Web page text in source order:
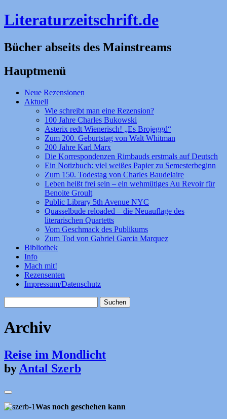
Literaturzeitschrift.de
Bücher abseits des Mainstreams
Hauptmenü
Zum
Inhalt
Neue Rezensionen
Aktuell
Wie schreibt man eine Rezension?
100 Jahre Charles Bukowski
Asterix redt Wienerisch! „Es Brojeggd“
Zum 200. Geburtstag von Walt Whitman
200 Jahre Karl Marx
Die Korrespondenzen Rimbauds erstmals auf Deutsch
Ein Notizbuch: viel weißes Papier zu Semesterbeginn
Zum 150. Todestag von Charles Baudelaire
Leben heißt frei sein – ein wehmütiges Au Revoir für
Benoite Groult
Public Library 5th Avenue NYC
Quasselbude reloaded – die Neuauflage des
literarischen Quartetts
Vom Geschmack des Publikums
Zum Tod von Gabriel Garcia Marquez
Bibliothek
Info
Mach mit!
Rezensenten
Impressum/Datenschutz
nach:
Archiv
Reise im Mondlicht
by Antal Szerb
Was noch geschehen kann